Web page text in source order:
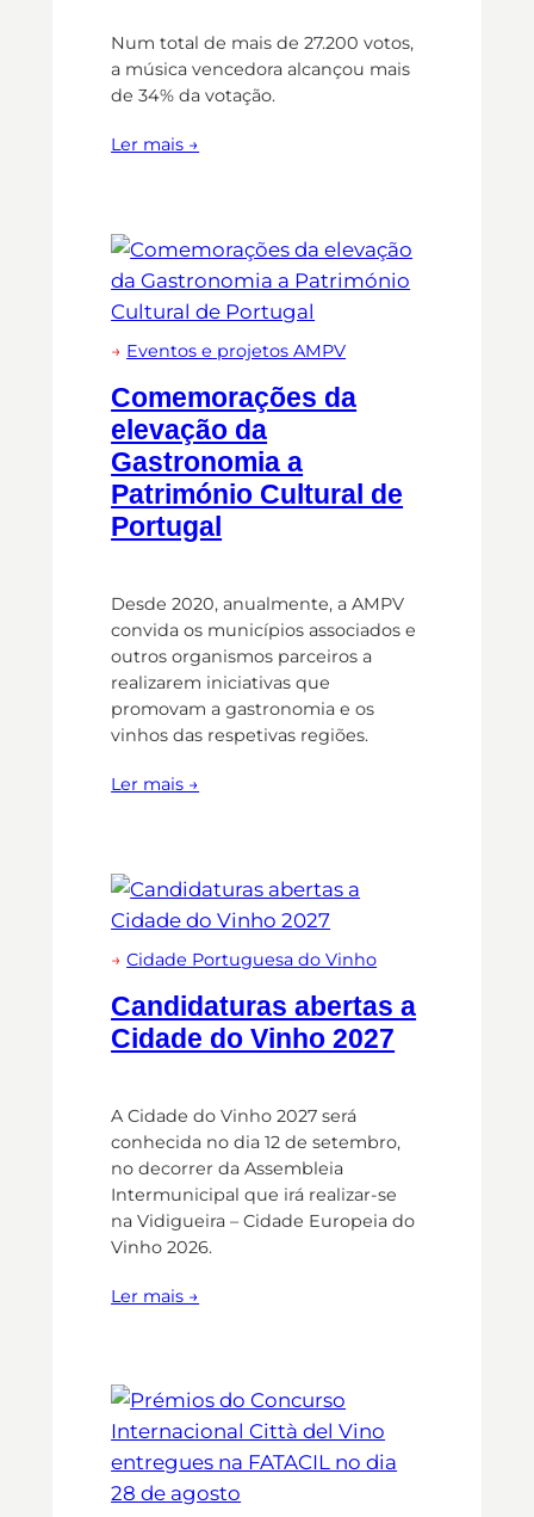
Num total de mais de 27.200 votos,
a música vencedora alcançou mais
de 34% da votação.
Ler mais →
→ Eventos e projetos AMPV
Comemorações da
elevação da
Gastronomia a
Património Cultural de
Portugal
Desde 2020, anualmente, a AMPV
convida os municípios associados e
outros organismos parceiros a
realizarem iniciativas que
promovam a gastronomia e os
vinhos das respetivas regiões.
Ler mais →
→Cidade Portuguesa do Vinho
Candidaturas abertas a
Cidade do Vinho 2027
A Cidade do Vinho 2027 será
conhecida no dia 12 de setembro,
no decorrer da Assembleia
Intermunicipal que irá realizar-se
na Vidigueira – Cidade Europeia do
Vinho 2026.
Ler mais →